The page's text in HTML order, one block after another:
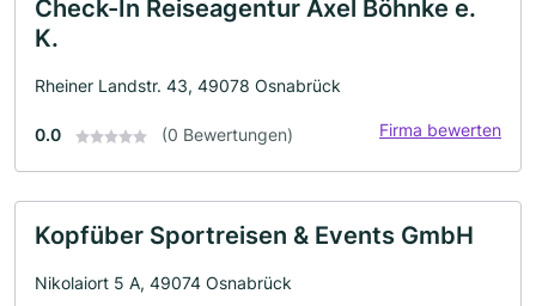
Check-In Reiseagentur Axel Böhnke e.
K.
Rheiner Landstr. 43, 49078 Osnabrück
0.0 (0 Bewertungen) Firma bewerten
Kopfüber Sportreisen & Events GmbH
Nikolaiort 5 A, 49074 Osnabrück